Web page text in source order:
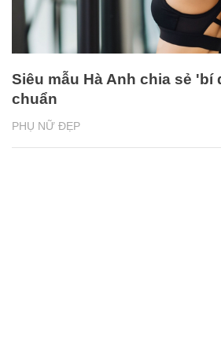
PHỤ NỮ ĐẸP
Siêu mẫu Hà Anh chia sẻ
chuẩn